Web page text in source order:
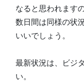
なると思われますの
数日間は同様の状
いいでしょう。
最新状況は、ビジ
い。